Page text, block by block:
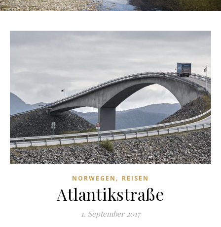
NORWEGEN , REISEN
Atlantikstraße
1. September 2017